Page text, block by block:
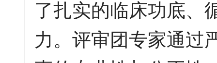
了扎实的临床功底、
力。评审团专家通过